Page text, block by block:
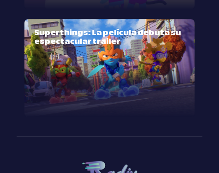
Superthings: La película debuta su
espectacular trailer